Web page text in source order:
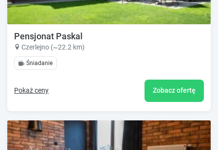
Pensjonat Paskal
Czerlejno (~22.2 km)
Śniadanie
Pokaż ceny Zobacz ofertę